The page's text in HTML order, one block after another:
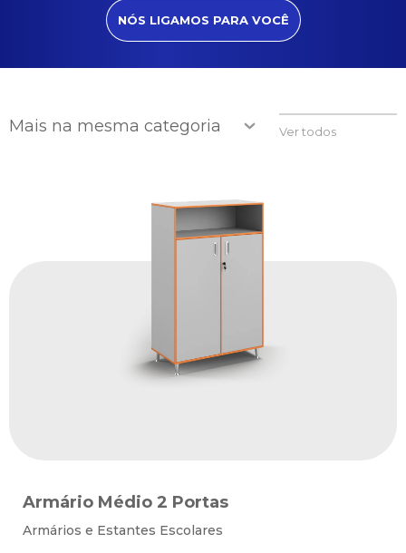
NÓS LIGAMOS PARA VOCÊ
Mais na mesma categoria Ver todos
Armário Médio 2 Portas
Armários e Estantes Escolares